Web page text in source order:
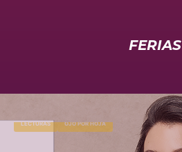
FERIAS
La tierna